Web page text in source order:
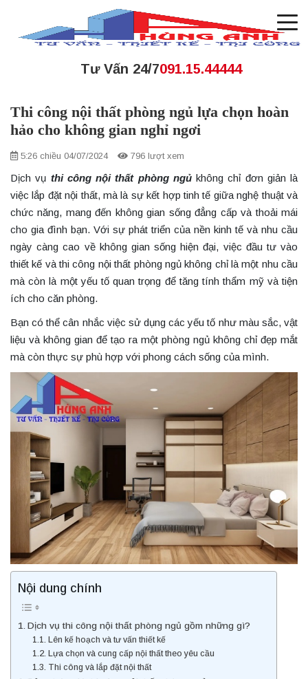
Tư Vấn 24/7091.15.44444
Thi công nội thất phòng ngủ lựa chọn hoàn
hảo cho không gian nghỉ ngơi
5:26 chiều 04/07/2024 796 lượt xem
Dịch vụ thi công nội thất phòng ngủkhông chỉ đơn giản là
việc lắp đặt nội thất, mà là sự kết hợp tinh tế giữa nghệ thuật và
chức năng, mang đến không gian sống đẳng cấp và thoải mái
cho gia đình bạn. Với sự phát triển của nền kinh tế và nhu cầu
ngày càng cao về không gian sống hiện đại, việc đầu tư vào
thiết kế và thi công nội thất phòng ngủ không chỉ là một nhu cầu
mà còn là một yếu tố quan trọng để tăng tính thẩm mỹ và tiện
ích cho căn phòng.
Bạn có thể cân nhắc việc sử dụng các yếu tố như màu sắc, vật
liệu và không gian để tạo ra một phòng ngủ không chỉ đẹp mắt
mà còn thực sự phù hợp với phong cách sống của mình.
Nội dung chính
Dịch vụ thi công nội thất phòng ngủ gồm những gì?
Lên kế hoạch và tư vấn thiết kế
Lựa chọn và cung cấp nội thất theo yêu cầu
Thi công và lắp đặt nội thất